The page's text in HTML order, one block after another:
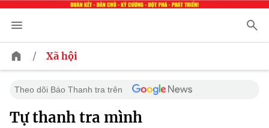
/ Xã hội
Theo dõi Báo Thanh tra trên
Tự thanh tra mình